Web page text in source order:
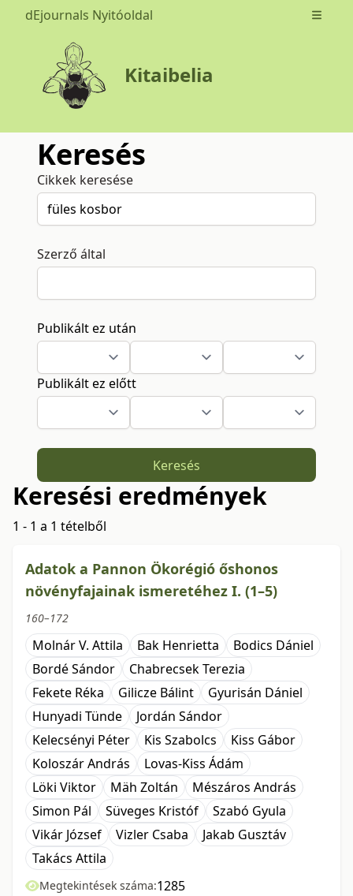
dEjournals Nyitóoldal Open
Kitaibelia
Keresés
Cikkek keresése
Szerző által
Publikált ez után
Publikált ez előtt
Keresés
Keresési eredmények
1 - 1 a 1 tételből
Adatok a Pannon Ökorégió őshonos
növényfajainak ismeretéhez I. (1–5)
160–172
Molnár V. Attila Bak Henrietta
Bodics Dániel
Bordé Sándor
Chabrecsek Terezia
Fekete Réka
Gilicze Bálint
Gyurisán Dániel
Hunyadi Tünde
Jordán Sándor
Kelecsényi Péter
Kis Szabolcs
Kiss Gábor
Koloszár András
Lovas-Kiss Ádám
Löki Viktor
Mäh Zoltán
Mészáros András
Simon Pál
Süveges Kristóf
Szabó Gyula
Vikár József
Vizler Csaba
Jakab Gusztáv
Takács Attila
Megtekintések száma:1285